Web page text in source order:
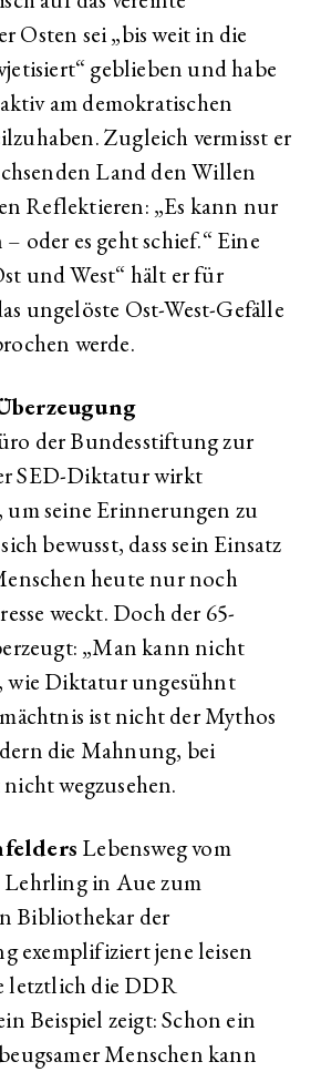
Osten sei „bis weit in die
geblieben und habe
am demokratischen
Zugleich vermisst er
Land den Willen
Reflektieren: „Es kann nur
oder es geht schief.“ Eine
und West“ hält er für
ungelöste Ost-West-Gefälle
werde.
der Bundesstiftung zur
SED-Diktatur wirkt
seine Erinnerungen zu
bewusst, dass sein Einsatz
heute nur noch
weckt. Doch der 65-
„Man kann nicht
wie Diktatur ungesühnt
ist nicht der Mythos
die Mahnung, bei
wegzusehen.
Lebensweg vom
Lehrling in Aue zum
Bibliothekar der
exemplifiziert jene leisen
letztlich die DDR
Beispiel zeigt: Schon ein
Menschen kann